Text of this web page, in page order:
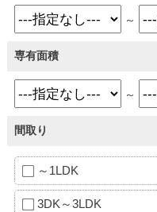
～
専有面積
～
間取り
～1LDK
3DK～3LDK